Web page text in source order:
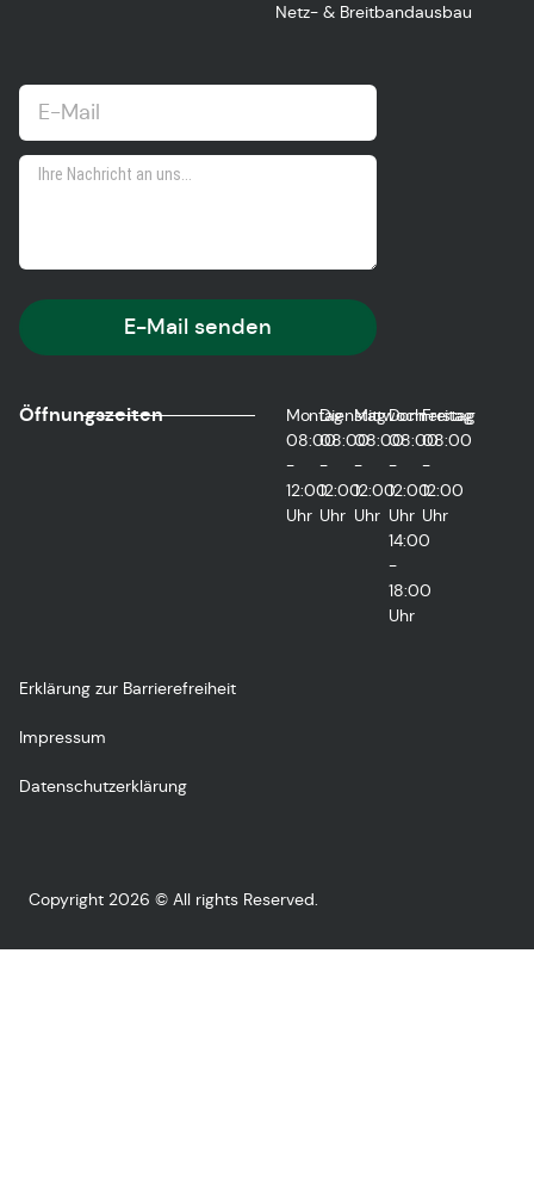
Netz- & Breitbandausbau
E-Mail senden
Öffnungszeiten
Montag
08:00
-
12:00
Uhr
Dienstag
08:00
-
12:00
Uhr
Mittwoch
08:00
-
12:00
Uhr
Donnerstag
08:00
-
12:00
Uhr
14:00
-
18:00
Uhr
Freitag
08:00
-
12:00
Uhr
Erklärung zur Barrierefreiheit
Impressum
Datenschutzerklärung
Copyright 2026 © All rights Reserved.